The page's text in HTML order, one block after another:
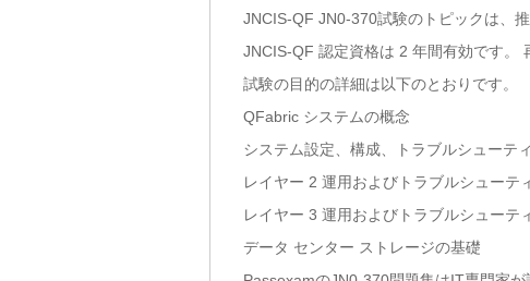
JNCIS-QF JN0-370試験のトピックは、
JNCIS-QF 認定資格は 2 年間有効です。
試験の目的の詳細は以下のとおりです。
QFabric システムの概念
システム設定、構成、トラブルシューテ
レイヤー 2 運用およびトラブルシューテ
レイヤー 3 運用およびトラブルシューテ
データ センター ストレージの基礎